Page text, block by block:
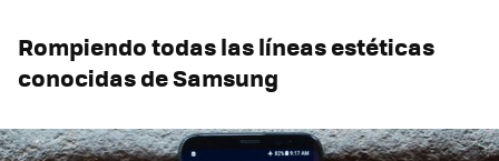
Rompiendo todas las líneas estéticas
conocidas de Samsung